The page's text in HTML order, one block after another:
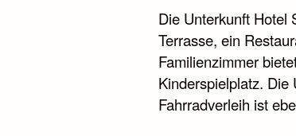
Die Unterkunft Hotel
Terrasse, ein
Familienzimmer
Kinderspielplatz. Die
Fahrradverleih ist